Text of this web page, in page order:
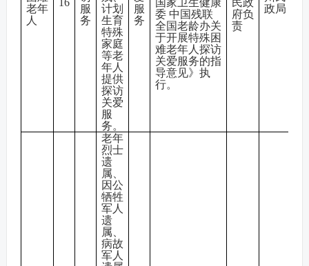
老年
人
16
服
务
计划
生育
特殊
家庭
等老
年人
提供
探访
关爱
服
务。
服
务
国家卫生健康
委 中国残联
全国老龄办关
于开展特殊困
难老年人探访
关爱服务的指
导意见》执
行。
民政
府负
责
政局
老年
烈士
遗
属、
因公
牺牲
军人
遗
属、
病故
军人